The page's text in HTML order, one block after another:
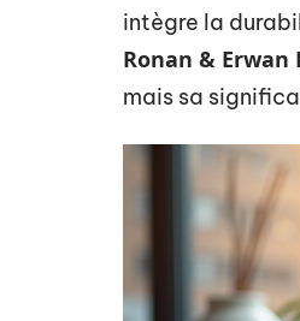
intègre la
Ronan & Erwan
mais sa